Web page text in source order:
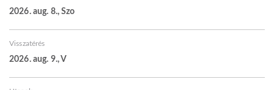
2026. aug. 8., Szo
Visszatérés
2026. aug. 9., V